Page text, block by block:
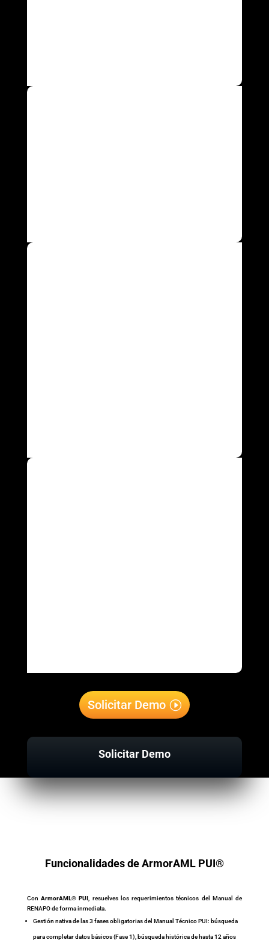
Solicitar Demo
Solicitar Demo
Funcionalidades de ArmorAML PUI®
ConArmorAML® PUI, resuelves los requerimientos técnicos del Manual de
RENAPO de forma inmediata.
Gestión nativa de las 3 fases obligatorias del Manual Técnico PUI: búsqueda
para completar datos básicos (Fase 1), búsqueda histórica de hasta 12 años